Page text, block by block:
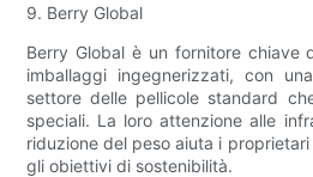
9. Berry Global
Berry Global è un fornitore chiave
imballaggi ingegnerizzati, con
settore delle pellicole standard
speciali. La loro attenzione alle
riduzione del peso aiuta i
gli obiettivi di sostenibilità.